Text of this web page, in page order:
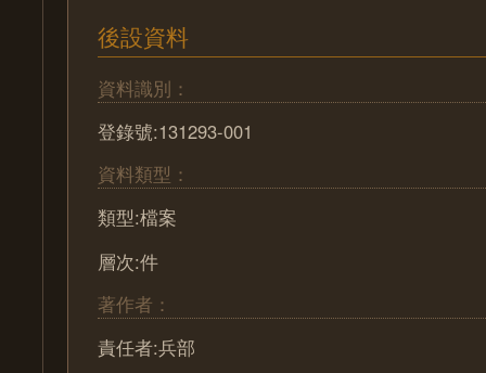
後設資料
資料識別：
登錄號:131293-001
資料類型：
類型:檔案
層次:件
著作者：
責任者:兵部